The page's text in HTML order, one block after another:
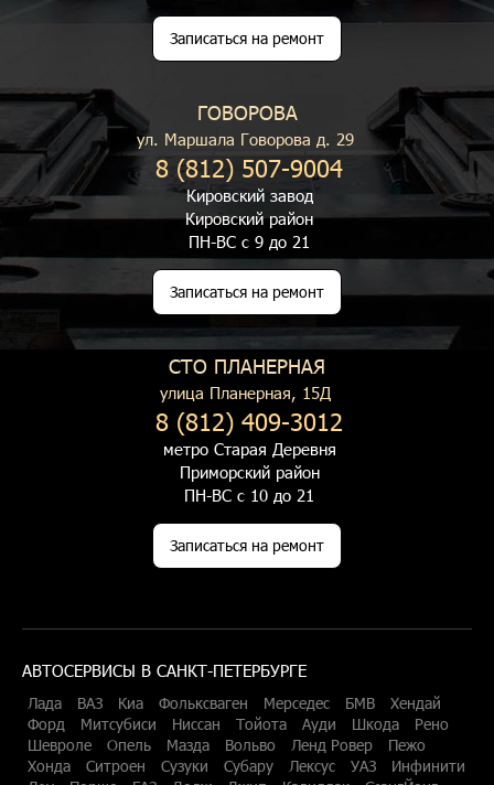
Записаться на ремонт
ГОВОРОВА
ул. Маршала Говорова д. 29
8 (812) 507-9004
Кировский завод
Кировский район
ПН-ВС с 9 до 21
Записаться на ремонт
СТО ПЛАНЕРНАЯ
улица Планерная, 15Д
8 (812) 409-3012
метро Старая Деревня
Приморский район
ПН-ВС с 10 до 21
Записаться на ремонт
АВТОСЕРВИСЫ В САНКТ-ПЕТЕРБУРГЕ
Лада ВАЗ Киа Фольксваген Мерседес БМВ
Хендай
Форд
Митсубиси Ниссан Тойота Ауди Шкода
Рено
Шевроле
Опель Мазда Вольво Ленд Ровер
Пежо
Хонда
Ситроен Сузуки Субару Лексус УАЗ
Инфинити